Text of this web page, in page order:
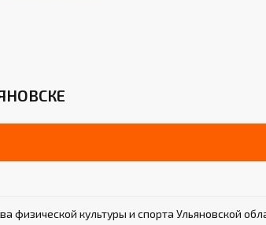
культуры и спорта Ульяновской